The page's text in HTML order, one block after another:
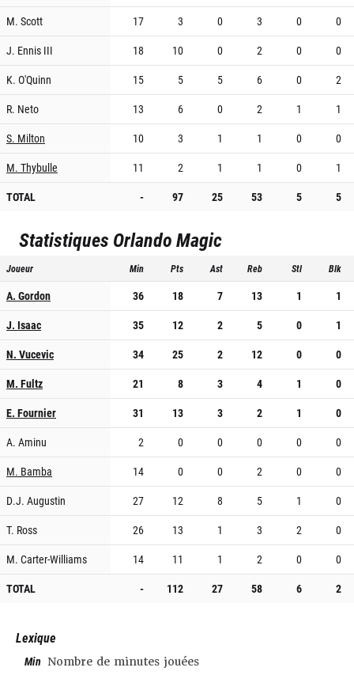
M. Scott
17 3 0 3 0
0
J. Ennis III
18 10 0 2 0
0
K. O'Quinn
15 5 5 6 0
2
R. Neto
13 6 0 2 1
1
S. Milton
10 3 1 1 0
0
M. Thybulle
11 2 1 1 0
1
TOTAL
- 97 25 53 5 5
Statistiques Orlando Magic
Joueur Min Pts Ast Reb Stl Blk
A. Gordon 36 18 7 13 1
1
J. Isaac
35 12 2 5 0
1
N. Vucevic
34 25 2 12 0
0
M. Fultz
21 8 3 4 1
0
E. Fournier
31 13 3 2 1
0
A. Aminu
2 0 0 0 0
0
M. Bamba
14 0 0 2 0
0
D.J. Augustin
27 12 8 5 1
0
T. Ross
26 13 1 3 2
0
M. Carter-Williams
14 11 1 2 0
0
TOTAL
- 112 27 58 6 2
Lexique
Min Nombre de minutes jouées